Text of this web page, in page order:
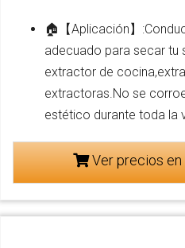
🏠【Aplicación】
adecuado para secar tu
extractor de
extractoras.No se
estético durante toda la
Ver precios en